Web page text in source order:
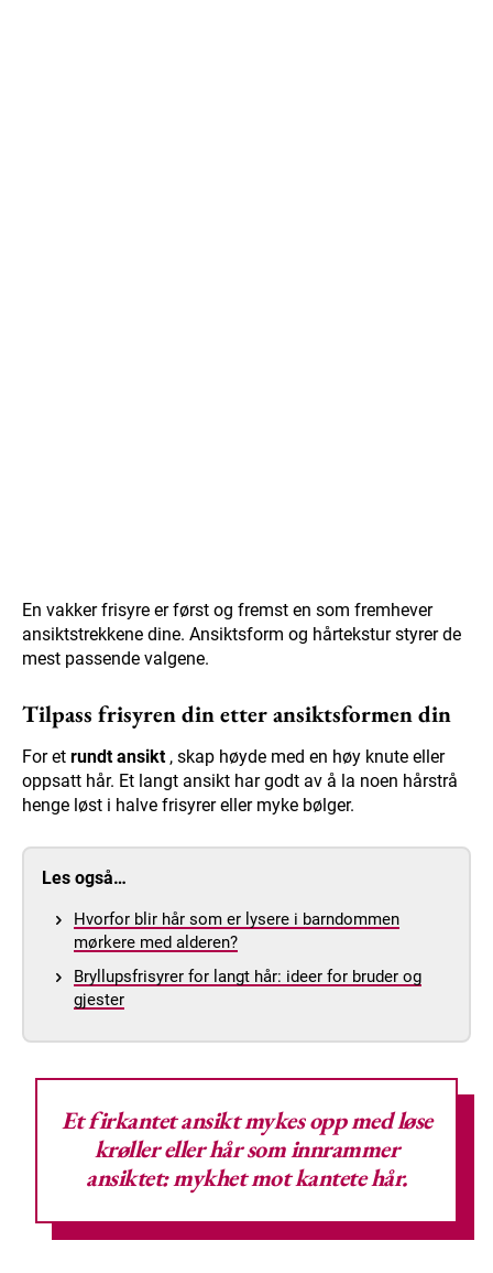
En vakker frisyre er først og fremst en som fremhever
ansiktstrekkene dine. Ansiktsform og hårtekstur styrer de
mest passende valgene.
Tilpass frisyren din etter ansiktsformen din
For et rundt ansikt, skap høyde med en høy knute eller
oppsatt hår. Et langt ansikt har godt av å la noen hårstrå
henge løst i halve frisyrer eller myke bølger.
Les også…
Hvorfor blir hår som er lysere i barndommen
mørkere med alderen?
Bryllupsfrisyrer for langt hår: ideer for bruder og
gjester
Et firkantet ansikt mykes opp med løse
krøller eller hår som innrammer
ansiktet: mykhet mot kantete hår.